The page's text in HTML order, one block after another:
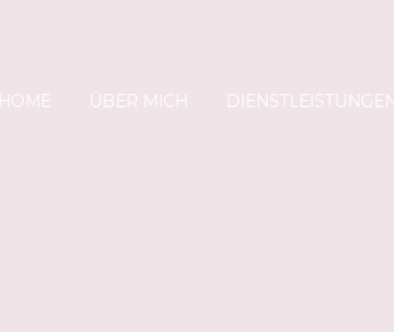
HOME ÜBER MICH DIENSTLEISTUNGEN